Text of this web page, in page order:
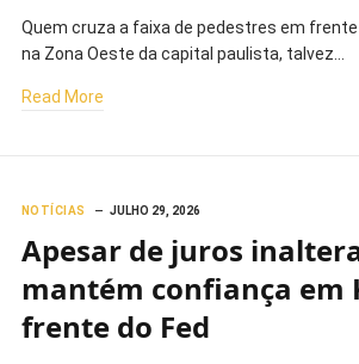
Quem cruza a faixa de pedestres em frente
na Zona Oeste da capital paulista, talvez…
Read More
NOTÍCIAS JULHO 29, 2026
Apesar de juros
mantém confiança em
frente do Fed